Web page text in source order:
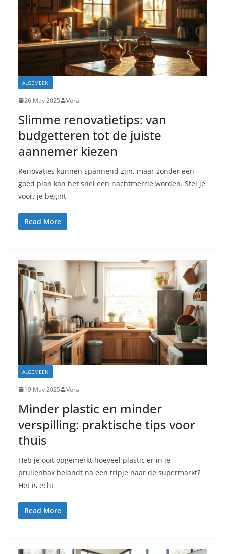
ALGEMEEN
26 May 2025 Vera
Slimme renovatietips: van
budgetteren tot de juiste
aannemer kiezen
Renovaties kunnen spannend zijn, maar zonder een
goed plan kan het snel een nachtmerrie worden. Stel je
voor, je begint
Read More
ALGEMEEN
19 May 2025 Vera
Minder plastic en minder
verspilling: praktische tips voor
thuis
Heb je ooit opgemerkt hoeveel plastic er in je
prullenbak belandt na een tripje naar de supermarkt?
Het is echt
Read More